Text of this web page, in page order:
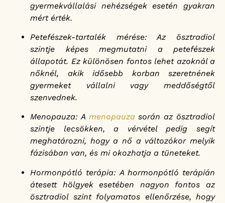
gyermekvállalási nehézségek esetén gyakran
mért érték.
Petefészek-tartalék mérése: Az ösztradiol
szintje képes megmutatni a petefészek
állapotát. Ez különösen fontos lehet azoknál a
nőknél, akik idősebb korban szeretnének
gyermeket vállalni vagy meddőségtől
szenvednek.
Menopauza: A menopauzasorán az ösztradiol
szintje lecsökken, a vérvétel pedig segít
meghatározni, hogy a nő a változókor melyik
fázisában van, és mi okozhatja a tüneteket.
Hormonpótló terápia: A hormonpótló terápián
átesett hölgyek esetében nagyon fontos az
ösztradiol szint folyamatos ellenőrzése, hogy